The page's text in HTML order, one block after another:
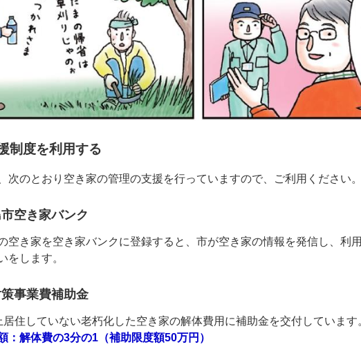
制度を利用する
次のとおり空き家の管理の支援を行っていますので、ご利用ください
空き家バンク
空き家を空き家バンクに登録すると、市が空き家の情報を発信し、利
をします。
事業費補助金
居住していない老朽化した空き家の解体費用に補助金を交付しています
：解体費の3分の1（補助限度額50万円）